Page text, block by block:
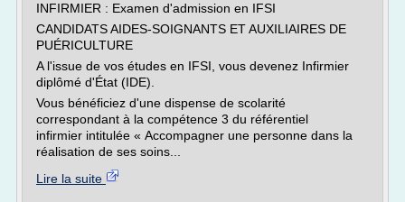
INFIRMIER : Examen d'admission en IFSI
CANDIDATS AIDES-SOIGNANTS ET AUXILIAIRES DE
PUÉRICULTURE
A l'issue de vos études en IFSI, vous devenez Infirmier
diplômé d'État (IDE).
Vous bénéficiez d'une dispense de scolarité
correspondant à la compétence 3 du référentiel
infirmier intitulée « Accompagner une personne dans la
réalisation de ses soins...
Lire la suite